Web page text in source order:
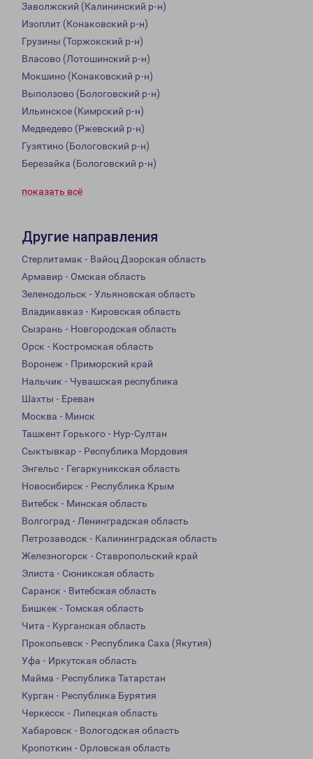
Заволжский (Калининский р-н)
Изоплит (Конаковский р-н)
Грузины (Торжокский р-н)
Власово (Лотошинский р-н)
Мокшино (Конаковский р-н)
Выползово (Бологовский р-н)
Ильинское (Кимрский р-н)
Медведево (Ржевский р-н)
Гузятино (Бологовский р-н)
Березайка (Бологовский р-н)
показать всё
Другие направления
Стерлитамак - Вайоц Дзорская область
Армавир - Омская область
Зеленодольск - Ульяновская область
Владикавказ - Кировская область
Сызрань - Новгородская область
Орск - Костромская область
Воронеж - Приморский край
Нальчик - Чувашская республика
Шахты - Ереван
Москва - Минск
Ташкент Горького - Нур-Султан
Сыктывкар - Республика Мордовия
Энгельс - Гегаркуникская область
Новосибирск - Республика Крым
Витебск - Минская область
Волгоград - Ленинградская область
Петрозаводск - Калининградская область
Железногорск - Ставропольский край
Элиста - Сюникская область
Саранск - Витебская область
Бишкек - Томская область
Чита - Курганская область
Прокопьевск - Республика Саха (Якутия)
Уфа - Иркутская область
Майма - Республика Татарстан
Курган - Республика Бурятия
Черкесск - Липецкая область
Хабаровск - Вологодская область
Кропоткин - Орловская область